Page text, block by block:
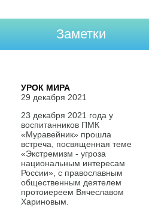
Заметки
УРОК МИРА
29 декабря 2021
23 декабря 2021 года у
воспитанников ПМК
«Муравейник» прошла
встреча, посвященная теме
«Экстремизм - угроза
национальным интересам
России», с православным
общественным деятелем
протоиереем Вячеславом
Хариновым.